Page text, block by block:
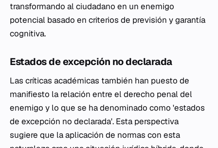
transformando al ciudadano en un enemigo
potencial basado en criterios de previsión y garantía
cognitiva.
Estados de excepción no declarada
Las críticas académicas también han puesto de
manifiesto la relación entre el derecho penal del
enemigo y lo que se ha denominado como 'estados
de excepción no declarada'. Esta perspectiva
sugiere que la aplicación de normas con esta